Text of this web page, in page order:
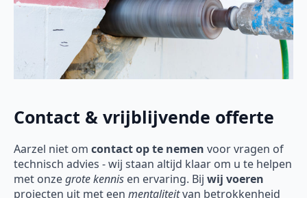
Contact & vrijblijvende offerte
Aarzel niet om contact op te nemen voor vragen of
technisch advies - wij staan altijd klaar om u te helpen
met onzegrote kennis en ervaring. Bij wij voeren
projecten uit met een mentaliteitvan betrokkenheid